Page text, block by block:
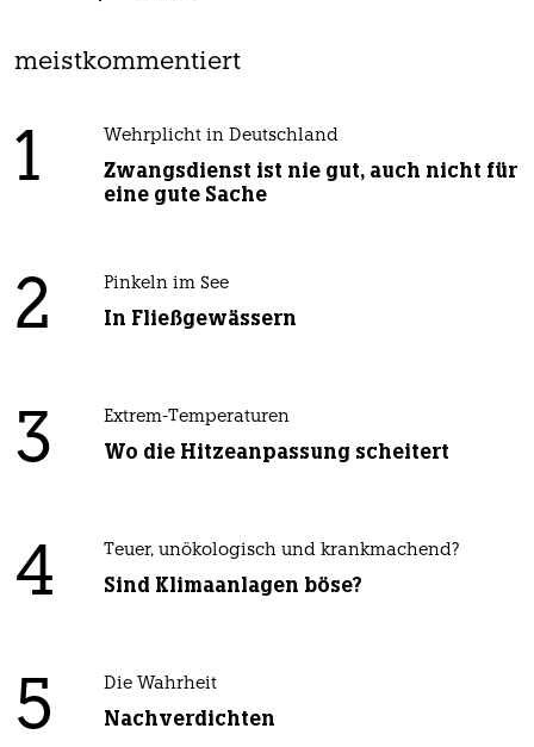
meistkommentiert
1 Wehrplicht in Deutschland
Zwangsdienst ist nie gut, auch nicht für
eine gute Sache
2 Pinkeln im See
In Fließgewässern
3 Extrem-Temperaturen
Wo die Hitzeanpassung scheitert
4 Teuer, unökologisch und krankmachend?
Sind Klimaanlagen böse?
5 Die Wahrheit
Nachverdichten